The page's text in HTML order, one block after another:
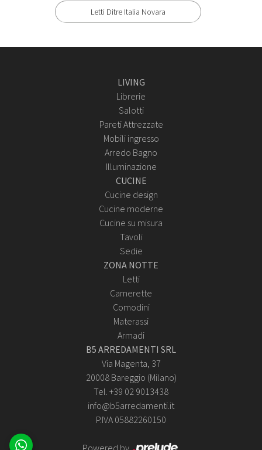
Letti Ditre Italia Novara
LIVING
Librerie
Salotti
Pareti Attrezzate
Mobili ingresso
Arredo Bagno
Illuminazione
CUCINE
Cucine design
Cucine moderne
Cucine su misura
Tavoli
Sedie
ZONA NOTTE
Letti
Camerette
Comodini
Materassi
Armadi
B5 ARREDAMENTI SRL
Via Magenta, 37
20008 Bareggio (Milano)
Tel. +39 02 9013438
info@b5arredamenti.it
P.IVA 05882260150